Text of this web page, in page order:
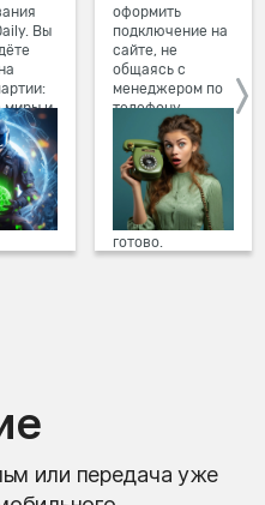
Вы
миры и
с
в
оформить
подключение на
сайте, не
общаясь с
менеджером по
телефону.
Просто в три
клика заполните
форму заявки на
сайте, выберите
дату и время
подключения,
готово.
или передача уже